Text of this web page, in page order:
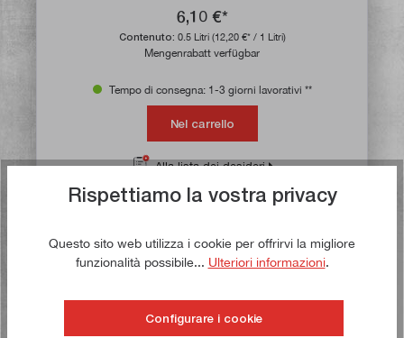
6,10 €*
Contenuto: 0.5 Litri (12,20 €* / 1 Litri)
Mengenrabatt verfügbar
Tempo di consegna: 1-3 giorni lavorativi **
Nel carrello
Alla lista dei desideri
Avviso di pericolo
Comprate ora!
Rispettiamo la vostra privacy
Questo sito web utilizza i cookie per offrirvi la migliore
funzionalità possibile... Ulteriori informazioni.
Configurare i cookie